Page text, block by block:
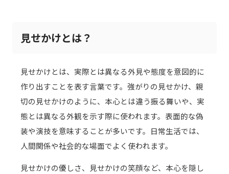
見せかけとは？
見せかけとは、実際とは異なる外見や態度を意図的に
作り出すことを表す言葉です。強がりの見せかけ、親
切の見せかけのように、本心とは違う振る舞いや、実
態とは異なる外観を示す際に使われます。表面的な偽
装や演技を意味することが多いです。日常生活では、
人間関係や社会的な場面でよく使われます。
見せかけの優しさ、見せかけの笑顔など、本心を隠し